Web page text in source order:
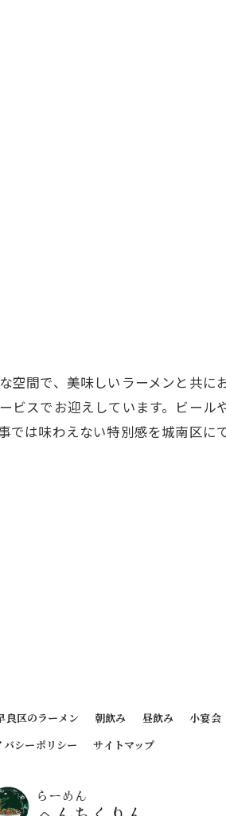
間で、美味しいラーメンと共
スでお迎えしています。ビー
は味わえない特別感を城南区
良区のラーメン 朝飲み 昼飲み 小宴会
バシーポリシー
サイトマップ